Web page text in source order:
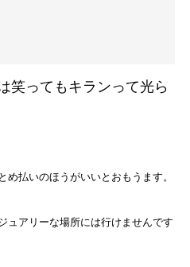
笑ってもキランって光ら
払いのほうがいいとおもうます。
ュアリーな場所には行けませんです